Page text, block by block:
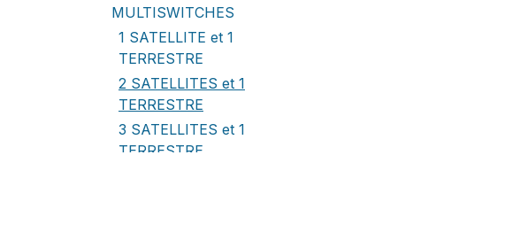
MULTISWITCHES
1 SATELLITE et 1
TERRESTRE
2 SATELLITES et 1
TERRESTRE
3 SATELLITES et 1
TERRESTRE